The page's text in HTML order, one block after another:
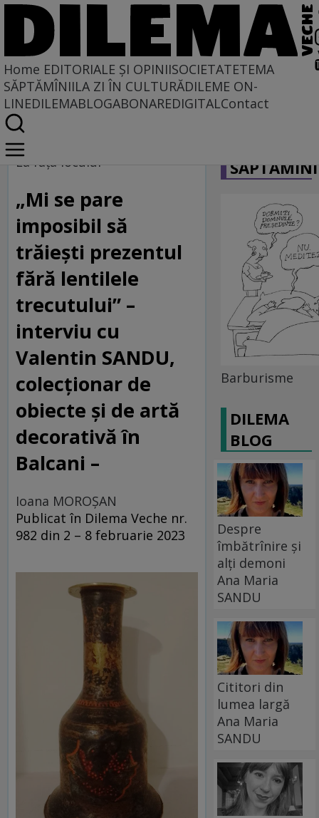
Home EDITORIALE ȘI OPINIISOCIETATETEMA
SĂPTĂMÎNIILA ZI ÎN CULTURĂDILEME ON-
LINEDILEMABLOGABONAREDIGITALContact
Home
La fața locului
La fața locului
„Mi se pare
imposibil să
trăiești prezentul
fără lentilele
trecutului” –
interviu cu
Valentin SANDU,
colecționar de
obiecte și de artă
decorativă în
Balcani –
Ioana MOROȘAN
Publicat în Dilema Veche nr.
982 din 2 – 8 februarie 2023
Barburisme
DILEMA
BLOG
Despre
îmbătrînire și
alți demoni
Ana Maria
SANDU
Cititori din
lumea largă
Ana Maria
SANDU